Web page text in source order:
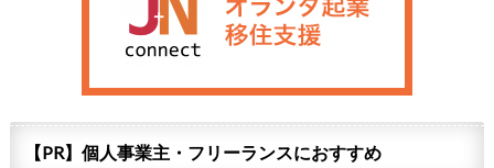
【PR】個人事業主・フリーランスにおすすめ